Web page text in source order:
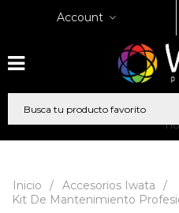
Account
Inicio / Accesorios Iwata
/
Kit De Mantenimiento